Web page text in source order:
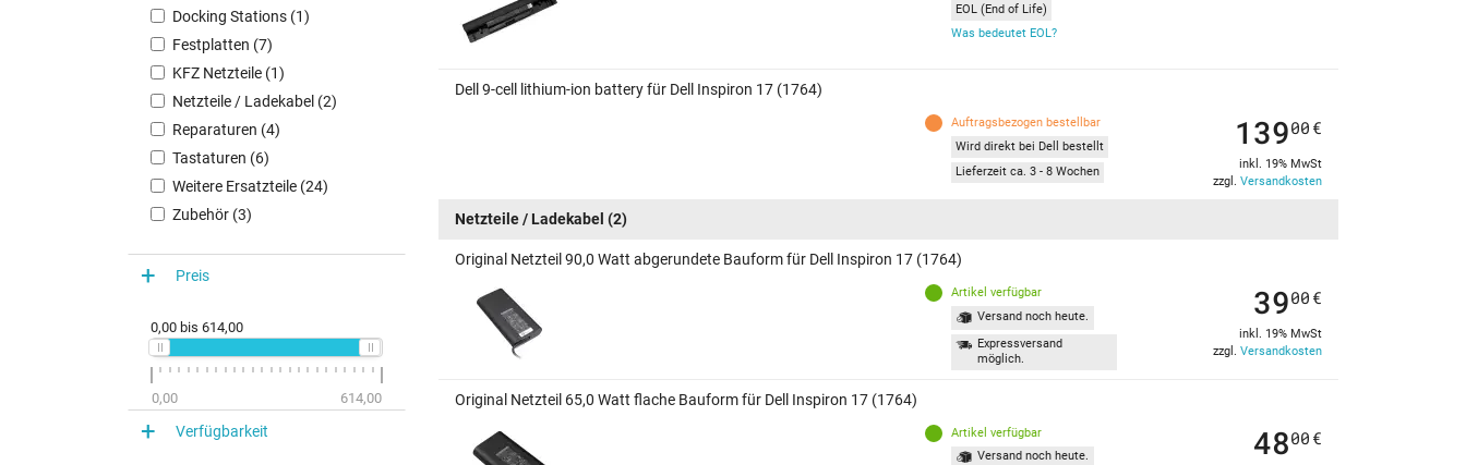
Docking Stations (1)
Festplatten (7)
KFZ Netzteile (1)
Netzteile / Ladekabel (2)
Reparaturen (4)
Tastaturen (6)
Weitere Ersatzteile (24)
Zubehör (3)
Preis
0,00 bis 614,00
0,00 614,00
Verfügbarkeit
EOL (End of Life)
Was bedeutet EOL?
Dell 9-cell lithium-ion battery für Dell Inspiron 17 (1764)
Auftragsbezogen bestellbar
Wird direkt bei Dell bestellt
Lieferzeit ca. 3 - 8 Wochen
13900 €
inkl. 19% MwSt
zzgl. Versandkosten
Netzteile / Ladekabel (2)
Original Netzteil 90,0 Watt abgerundete Bauform für Dell Inspiron 17 (1764)
Artikel verfügbar
Versand noch heute.
Expressversand
möglich.
3900 €
inkl. 19% MwSt
zzgl. Versandkosten
Original Netzteil 65,0 Watt flache Bauform für Dell Inspiron 17 (1764)
Artikel verfügbar
Versand noch heute.
4800 €